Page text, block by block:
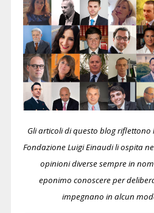
Gli articoli di questo blog
Fondazione Luigi Einaudi li ospita
opinioni diverse sempre in
eponimo conoscere per
impegnano in alcun